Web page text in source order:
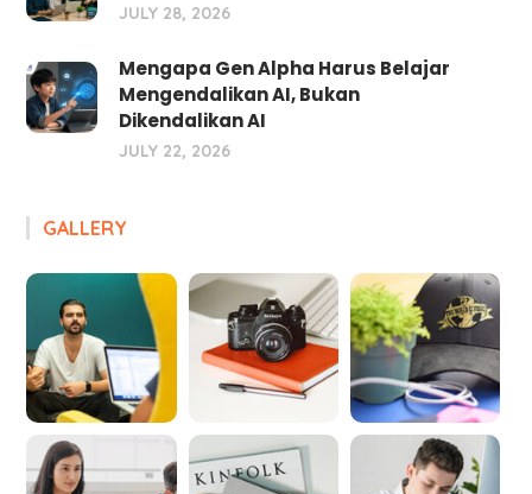
JULY 28, 2026
Mengapa Gen Alpha Harus Belajar
Mengendalikan AI, Bukan
Dikendalikan AI
JULY 22, 2026
GALLERY